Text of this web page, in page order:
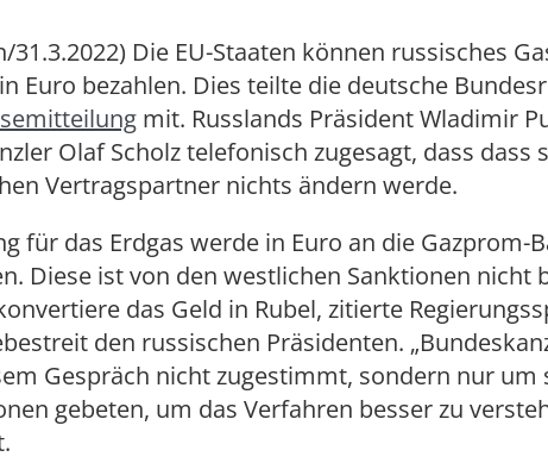
31.3.2022) Die EU-Staaten können russisches
Euro bezahlen. Dies teilte die deutsche
mit. Russlands Präsident Wladimir
Olaf Scholz telefonisch zugesagt, dass dass
Vertragspartner nichts ändern werde.
für das Erdgas werde in Euro an die Gazprom-
Diese ist von den westlichen Sanktionen nicht
das Geld in Rubel, zitierte
den russischen Präsidenten.
Gespräch nicht zugestimmt, sondern nur um
gebeten, um das Verfahren besser zu